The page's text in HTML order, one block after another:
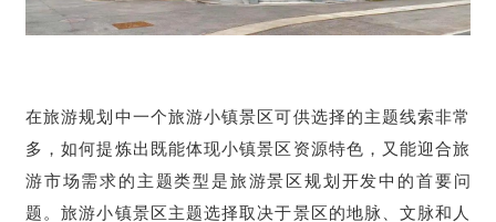
在旅游规划中一个旅游小镇景区可供选择的主题线索非常
多，如何提炼出既能体现小镇景区资源特色，又能迎合旅
游市场需求的主题类型是旅游景区规划开发中的首要问
题。旅游小镇景区主题选择取决于景区的地脉、文脉和人